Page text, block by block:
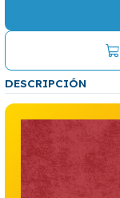
DESCRIPCIÓN